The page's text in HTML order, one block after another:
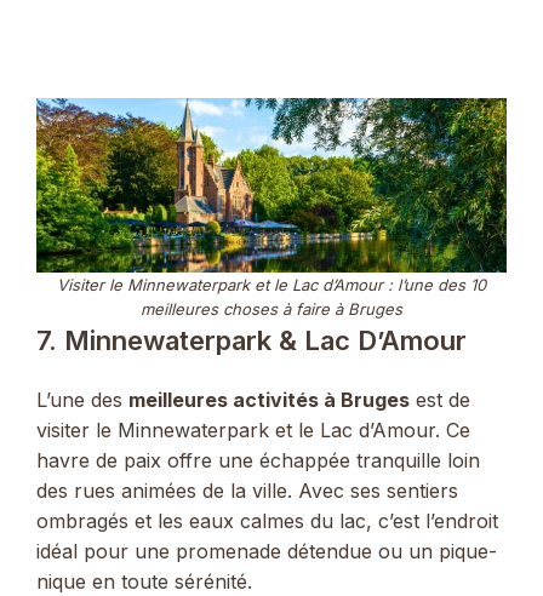
Visiter le Minnewaterpark et le Lac d’Amour : l’une des 10
meilleures choses à faire à Bruges
7. Minnewaterpark & Lac D’Amour
L’une des meilleures activités à Bruges est de
visiter le Minnewaterpark et le Lac d’Amour. Ce
havre de paix offre une échappée tranquille loin
des rues animées de la ville. Avec ses sentiers
ombragés et les eaux calmes du lac, c’est l’endroit
idéal pour une promenade détendue ou un pique-
nique en toute sérénité.